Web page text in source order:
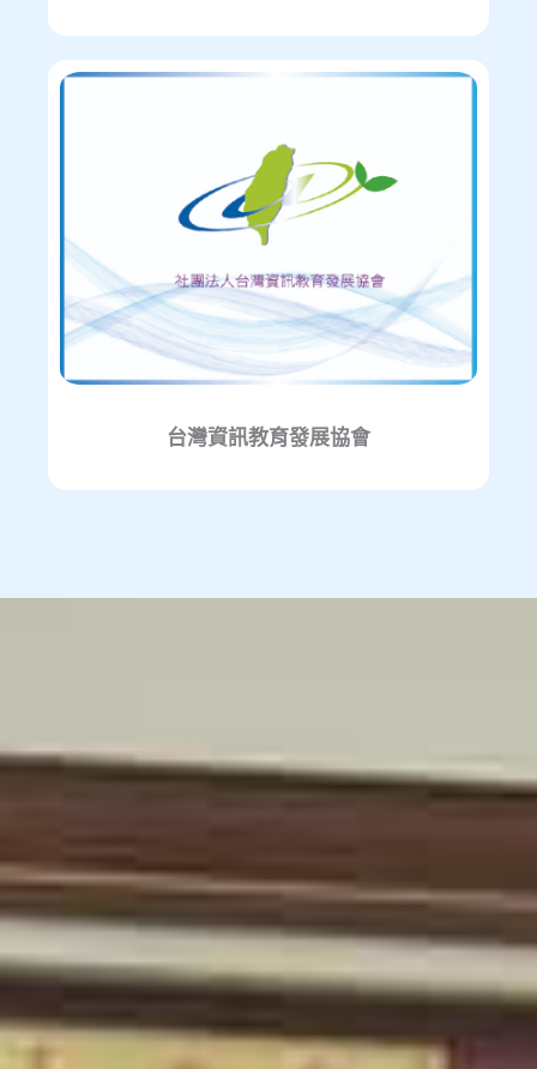
台灣資訊教育發展協會